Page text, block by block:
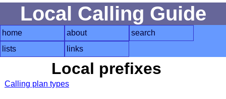
Local Calling Guide
home about
search
lists
links
Local prefixes
Calling plan types